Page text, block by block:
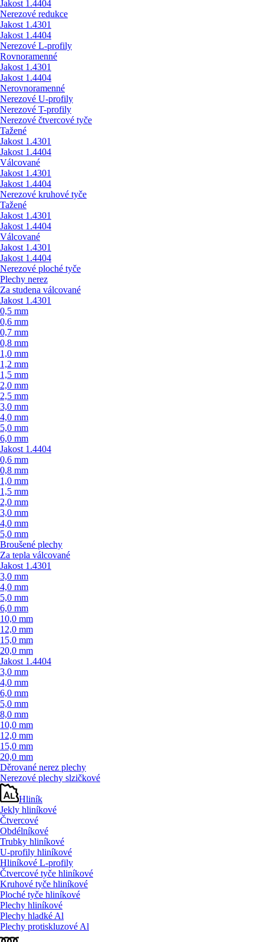
Jakost 1.4404
Nerezové redukce
Jakost 1.4301
Jakost 1.4404
Nerezové L-profily
Rovnoramenné
Jakost 1.4301
Jakost 1.4404
Nerovnoramenné
Nerezové U-profily
Nerezové T-profily
Nerezové čtvercové tyče
Tažené
Jakost 1.4301
Jakost 1.4404
Válcované
Jakost 1.4301
Jakost 1.4404
Nerezové kruhové tyče
Tažené
Jakost 1.4301
Jakost 1.4404
Válcované
Jakost 1.4301
Jakost 1.4404
Nerezové ploché tyče
Plechy nerez
Za studena válcované
Jakost 1.4301
0,5 mm
0,6 mm
0,7 mm
0,8 mm
1,0 mm
1,2 mm
1,5 mm
2,0 mm
2,5 mm
3,0 mm
4,0 mm
5,0 mm
6,0 mm
Jakost 1.4404
0,6 mm
0,8 mm
1,0 mm
1,5 mm
2,0 mm
3,0 mm
4,0 mm
5,0 mm
Broušené plechy
Za tepla válcované
Jakost 1.4301
3,0 mm
4,0 mm
5,0 mm
6,0 mm
10,0 mm
12,0 mm
15,0 mm
20,0 mm
Jakost 1.4404
3,0 mm
4,0 mm
6,0 mm
5,0 mm
8,0 mm
10,0 mm
12,0 mm
15,0 mm
20,0 mm
Děrované nerez plechy
Nerezové plechy slzičkové
Hliník
Jekly hliníkové
Čtvercové
Obdélníkové
Trubky hliníkové
U-profily hliníkové
Hliníkové L-profily
Čtvercové tyče hliníkové
Kruhové tyče hliníkové
Ploché tyče hliníkové
Plechy hliníkové
Plechy hladké Al
Plechy protiskluzové Al